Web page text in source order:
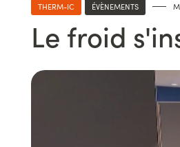
THERM-IC ÉVÈNEMENTS
Le froid